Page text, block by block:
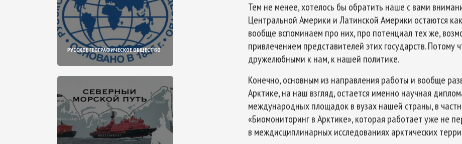
РУССКОЕ ГЕОГРАФИЧЕСКОЕ ОБЩЕСТВО
Тем не менее, хотелось бы обратить наше с вами
Центральной Америки и Латинской Америки остаются
вообще вспоминаем про них, про потенциал тех же,
привлечением представителей этих государств. Потому
дружелюбными к нам, к нашей политике.
Конечно, основным из направления работы и вообще
Арктике, на наш взгляд, остается именно научная
международных площадок в вузах нашей страны, в
«Биомониторинг в Арктике», которая работает уже не
в междисциплинарных исследованиях арктических